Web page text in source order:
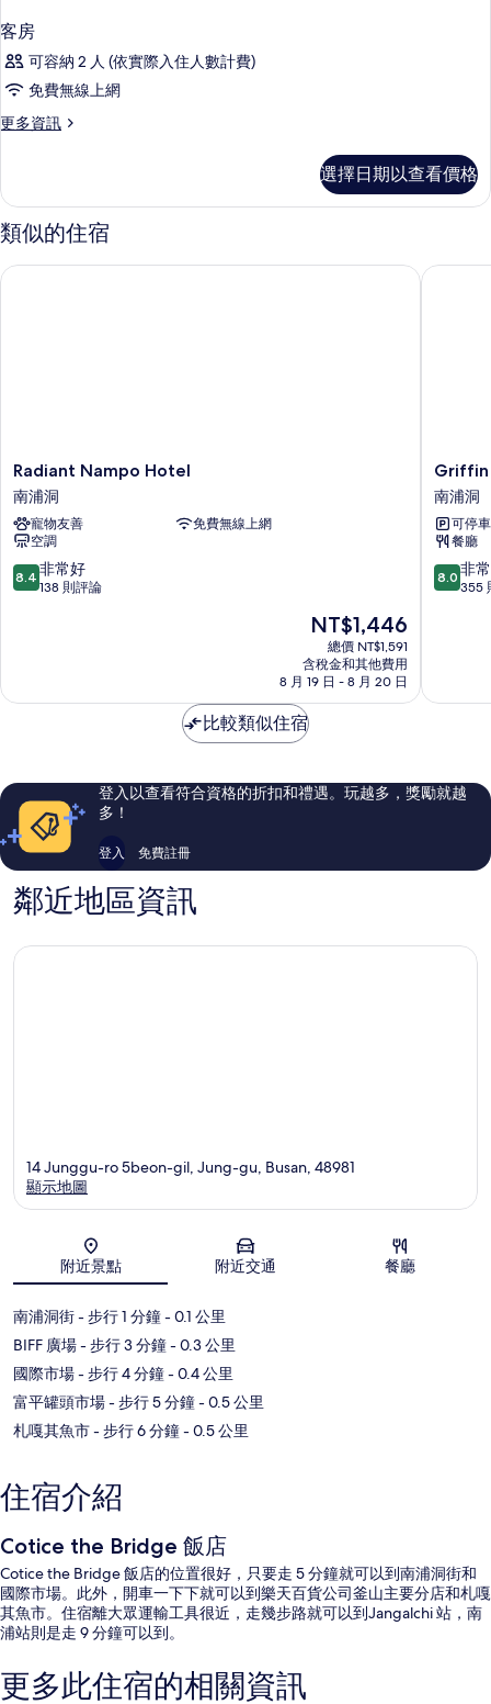
客房
可容納 2 人 (依實際入住人數計費)
免費無線上網
更多資訊
更
的
詳
情
選擇日期以查看價格
類似的住宿
Radiant
Nampo
Hotel
南
浦
洞
Radiant Nampo Hotel
南浦洞
寵物友善
免費無線上網
空調
8.4
分，
常
評
論
8.4 非常好
138 則評論
現
價
格
為
NT$1,446
總價 NT$1,591
含稅金和其他費用
8 月 19 日 - 8 月 20 日
Radiant Nampo Hotel
Griffin
Bay
飯
店
南
浦
洞
Griffin
南浦洞
可停車
餐廳
8.0
分，
常
評
論
8.0 非
355
Griffin
比較類似住宿
登入以查看符合資格的折扣和禮遇。玩越多，獎勵就越
多！
登入 免費註冊
鄰近地區資訊
地圖
14 Junggu-ro 5beon-gil, Jung-gu, Busan, 48981
顯示地圖
附近景點 附近交通 餐廳
南浦洞街- 步行 1 分鐘- 0.1 公里
BIFF 廣場- 步行 3 分鐘- 0.3 公里
國際市場- 步行 4 分鐘- 0.4 公里
富平罐頭市場- 步行 5 分鐘- 0.5 公里
札嘎其魚市- 步行 6 分鐘- 0.5 公里
住宿介紹
Cotice the Bridge 飯店
Cotice the Bridge 飯店的位置很好，只要走 5 分鐘就可以到南浦洞街和
國際市場。此外，開車一下下就可以到樂天百貨公司釜山主要分店和札嘎
其魚市。住宿離大眾運輸工具很近，走幾步路就可以到Jangalchi 站，南
浦站則是走 9 分鐘可以到。
更多此住宿的相關資訊